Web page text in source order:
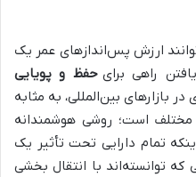
ارزش پس‌اندازهای عمر یک
راهی برای حفظ و پویایی
بازارهای بین‌المللی، به مثابه
مختلف است؛ روشی هوشمندانه
تمام دارایی تحت تأثیر یک
که توانسته‌اند با انتقال بخشی